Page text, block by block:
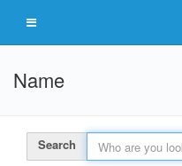
Name
Search